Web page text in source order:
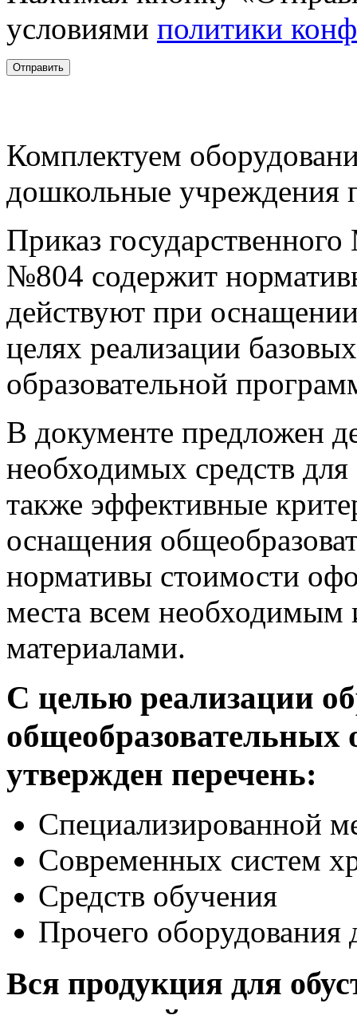
условиями политики
Комплектуем
дошкольные учреждения
Приказ
№804 содержит
действуют при
целях реализации
образовательной
В документе предложен
необходимых средств
также эффективные
оснащения
нормативы стоимости
места всем
материалами.
С целью реализации
утвержден перечень:
Специализированной
Современных систем
Средств обучения
Прочего оборудования
Вся продукция для